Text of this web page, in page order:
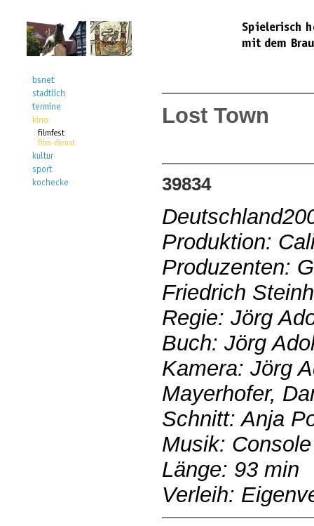
Lost Town
39834
Produktion:
Produzenten:
Friedrich
Regie: Jörg
Buch: Jörg
Kamera: Jörg
Mayerhofer,
Schnitt: Anja
Musik: Console
Länge: 93 min
Verleih: